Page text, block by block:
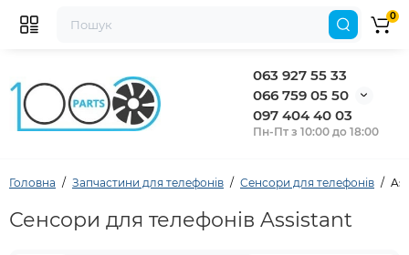
063 927 55 33
066 759 05 50
097 404 40 03
Пн-Пт з 10:00 до 18:00
0
Головна Запчастини для телефонів Сенсори для телефонів
Сенсори для телефонів Assistant